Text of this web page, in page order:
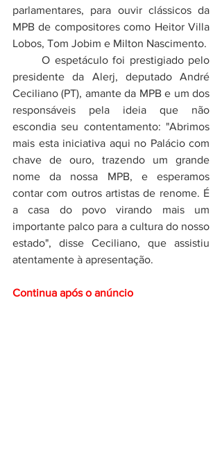
parlamentares, para ouvir clássicos da
MPB de compositores como Heitor Villa
Lobos, Tom Jobim e Milton Nascimento.
	O espetáculo foi prestigiado pelo
presidente da Alerj, deputado André
Ceciliano (PT), amante da MPB e um dos
responsáveis pela ideia que não
escondia seu contentamento: "Abrimos
mais esta iniciativa aqui no Palácio com
chave de ouro, trazendo um grande
nome da nossa MPB, e esperamos
contar com outros artistas de renome. É
a casa do povo virando mais um
importante palco para a cultura do nosso
estado", disse Ceciliano, que assistiu
atentamente à apresentação.
Continua após o anúncio